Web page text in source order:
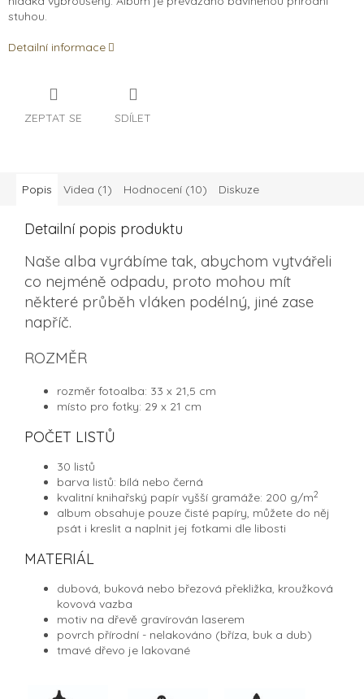
stuhou.
Detailní informace
ZEPTAT SE SDÍLET
Popis Videa (1) Hodnocení (10) Diskuze
Detailní popis produktu
Naše alba vyrábíme tak, abychom vytvářeli
co nejméně odpadu, proto mohou mít
některé průběh vláken podélný, jiné zase
napříč.
ROZMĚR
rozměr fotoalba: 33 x 21,5 cm
místo pro fotky: 29 x 21 cm
POČET LISTŮ
30 listů
barva listů: bílá nebo černá
kvalitní knihařský papír vyšší gramáže: 200 g/m2
album obsahuje pouze čisté papíry, můžete do něj
psát i kreslit a naplnit jej fotkami dle libosti
MATERIÁL
dubová, buková nebo březová překližka, kroužková
kovová vazba
motiv na dřevě gravírován laserem
povrch přírodní - nelakováno (bříza, buk a dub)
tmavé dřevo je lakované